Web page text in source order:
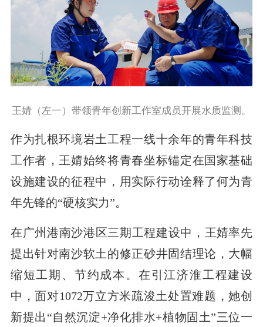
王婧（左一）带领青年创新工作室成员开展水质监测。
作为扎根环境岩土工程一线十余年的青年科技
工作者，王婧始终将青春坐标锚定在国家基础
设施建设的征程中，用实际行动诠释了何为青
年先锋的“硬核实力”。
在广州港南沙港区三期工程建设中， 王婧率先
提出针对南沙软土的修正砂井固结理论，大幅
缩短工期、节约成本。在引江济淮工程建设
中，面对1072万立方米疏浚土处置难题，她创
新提出“自然沉淀+净化排水+植物固土”三位一